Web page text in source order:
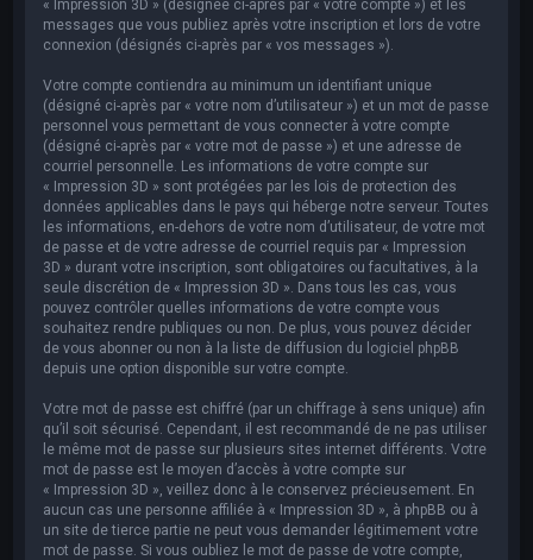
« Impression 3D » (désignée ci-après par « votre compte ») et les
messages que vous publiez après votre inscription et lors de votre
connexion (désignés ci-après par « vos messages »).
Votre compte contiendra au minimum un identifiant unique
(désigné ci-après par « votre nom d’utilisateur ») et un mot de passe
personnel vous permettant de vous connecter à votre compte
(désigné ci-après par « votre mot de passe ») et une adresse de
courriel personnelle. Les informations de votre compte sur
« Impression 3D » sont protégées par les lois de protection des
données applicables dans le pays qui héberge notre serveur. Toutes
les informations, en-dehors de votre nom d’utilisateur, de votre mot
de passe et de votre adresse de courriel requis par « Impression
3D » durant votre inscription, sont obligatoires ou facultatives, à la
seule discrétion de « Impression 3D ». Dans tous les cas, vous
pouvez contrôler quelles informations de votre compte vous
souhaitez rendre publiques ou non. De plus, vous pouvez décider
de vous abonner ou non à la liste de diffusion du logiciel phpBB
depuis une option disponible sur votre compte.
Votre mot de passe est chiffré (par un chiffrage à sens unique) afin
qu’il soit sécurisé. Cependant, il est recommandé de ne pas utiliser
le même mot de passe sur plusieurs sites internet différents. Votre
mot de passe est le moyen d’accès à votre compte sur
« Impression 3D », veillez donc à le conservez précieusement. En
aucun cas une personne affiliée à « Impression 3D », à phpBB ou à
un site de tierce partie ne peut vous demander légitimement votre
mot de passe. Si vous oubliez le mot de passe de votre compte,